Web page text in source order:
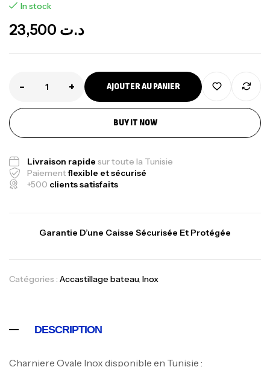
In stock
د.ت
- + AJOUTER AU PANIER
BUY IT NOW
Livraison rapide sur toute la Tunisie
Paiementflexible et sécurisé
+500 clients satisfaits
Garantie D’une Caisse Sécurisée Et Protégée
Catégories : Accastillage bateau, Inox
DESCRIPTION
Charniere Ovale Inox disponible en Tunisie :